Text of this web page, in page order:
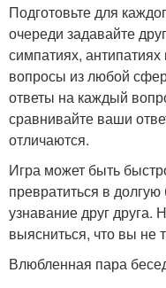
Подготовьте для
очереди задавайте
симпатиях,
вопросы из любой
ответы на каждый
сравнивайте ваши
отличаются.
Игра может быть
превратиться в
узнавание друг друга.
выясниться, что вы не
Влюбленная пара